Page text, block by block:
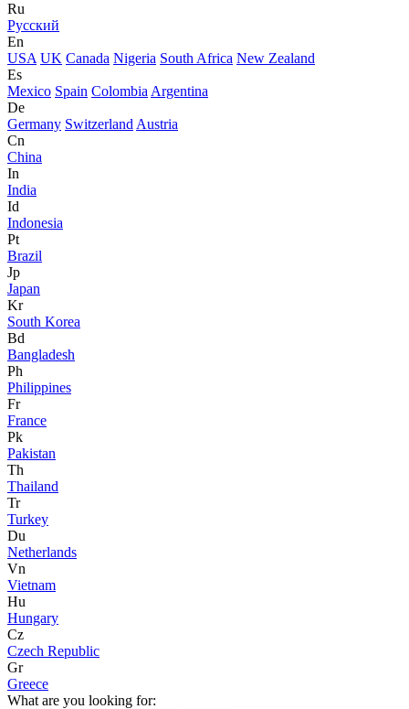
Ru
Русский
En
USA UK Canada Nigeria South Africa New Zealand
Es
Mexico Spain Colombia Argentina
De
Germany Switzerland Austria
Cn
China
In
India
Id
Indonesia
Pt
Brazil
Jp
Japan
Kr
South Korea
Bd
Bangladesh
Ph
Philippines
Fr
France
Pk
Pakistan
Th
Thailand
Tr
Turkey
Du
Netherlands
Vn
Vietnam
Hu
Hungary
Cz
Czech Republic
Gr
Greece
What are you looking for: